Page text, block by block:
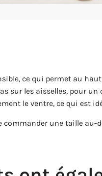
ce qui permet au
sur les aisselles, pour
le ventre, ce qui est
commander une taille